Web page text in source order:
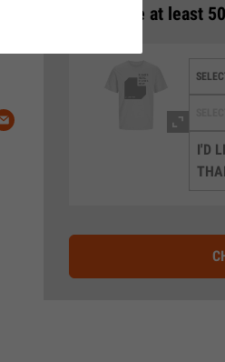
Donate at least
I'D